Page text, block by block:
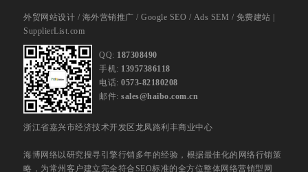
外贸网站设计 / 海外营销推广 / Google SEO / Ads SEM / 免费建站 |
SupplierList.com
QQ: 187308490
手机: 13957386118
电话: 0573-82180208
邮件: sales@haibo.com.cn
浙江省嘉兴市经济技术开发区龙凤路利丰商业中心
海博网络以研究搜寻引擎行销多年的经验，根据最佳化的网络行销策
略，为常州客户建立完全符合SEO标准的全方位整体网络营销型网